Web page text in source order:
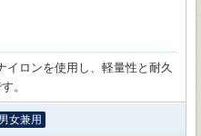
イロンを使用し、軽量性と耐久
。
男女兼用